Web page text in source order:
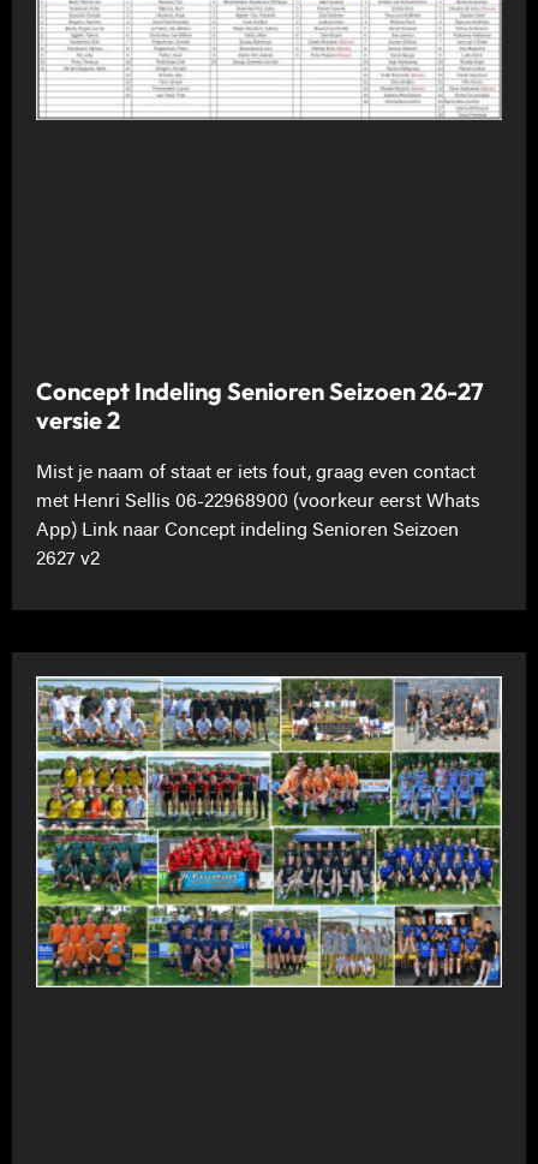
Concept Indeling Senioren Seizoen 26-27
versie 2
Mist je naam of staat er iets fout, graag even contact
met Henri Sellis 06-22968900 (voorkeur eerst Whats
App) Link naar Concept indeling Senioren Seizoen
2627 v2